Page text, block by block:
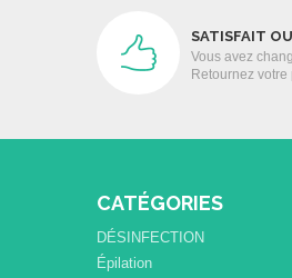
SATISFAIT
Vous avez
Retournez votre
CATÉGORIES
DÉSINFECTION
Épilation